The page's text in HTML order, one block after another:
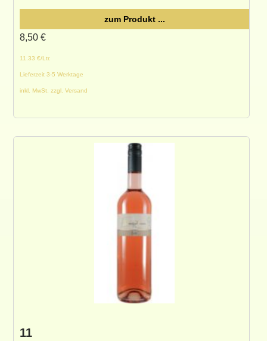
11.33 €/Ltr.
Lieferzeit 3-5 Werktage
inkl. MwSt. zzgl. Versand
8,50 €
zum Produkt ...
11